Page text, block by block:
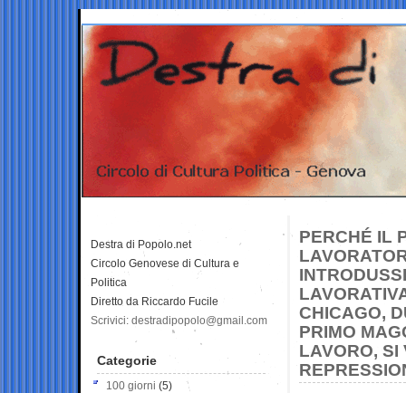
PERCHÉ IL
CHICAGO,
PRIMO
LAVORO, SI
Destra di Popolo.net
Circolo Genovese di Cultura e
Politica
Diretto da Riccardo Fucile
Scrivici: destradipopolo@gmail.com
Categorie
100 giorni (5)